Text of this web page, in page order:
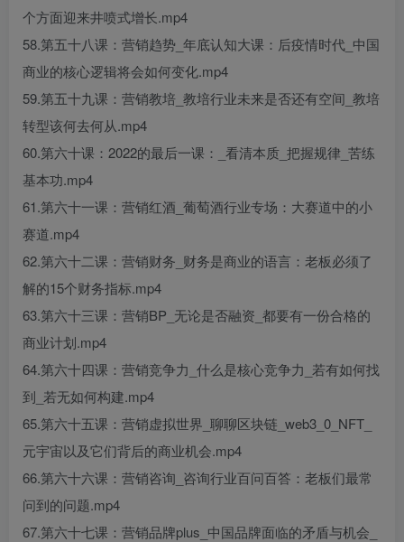
个方面迎来井喷式增长.mp4
58.第五十八课：营销趋势_年底认知大课：后疫情时代_中国
商业的核心逻辑将会如何变化.mp4
59.第五十九课：营销教培_教培行业未来是否还有空间_教培
转型该何去何从.mp4
60.第六十课：2022的最后一课：_看清本质_把握规律_苦练
基本功.mp4
61.第六十一课：营销红酒_葡萄酒行业专场：大赛道中的小
赛道.mp4
62.第六十二课：营销财务_财务是商业的语言：老板必须了
解的15个财务指标.mp4
63.第六十三课：营销BP_无论是否融资_都要有一份合格的
商业计划.mp4
64.第六十四课：营销竞争力_什么是核心竞争力_若有如何找
到_若无如何构建.mp4
65.第六十五课：营销虚拟世界_聊聊区块链_web3_0_NFT_
元宇宙以及它们背后的商业机会.mp4
66.第六十六课：营销咨询_咨询行业百问百答：老板们最常
问到的问题.mp4
67.第六十七课：营销品牌plus_中国品牌面临的矛盾与机会_